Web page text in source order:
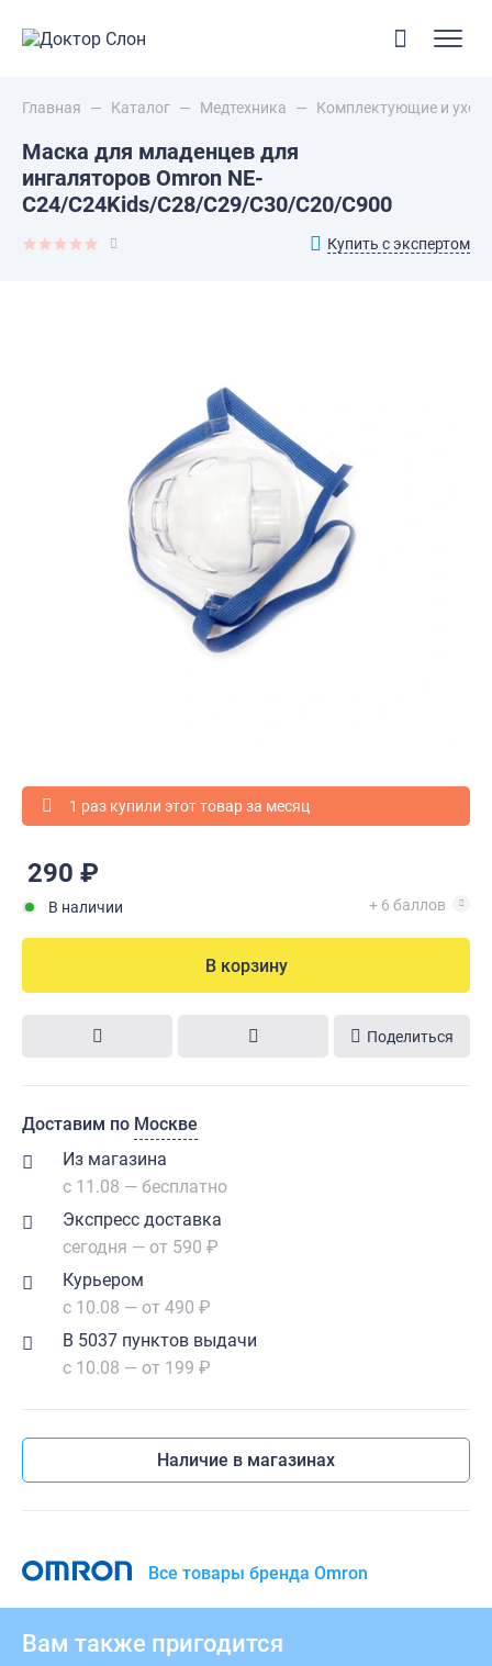
Главная — Каталог — Медтехника — Комплектующие и уход
Маска для младенцев для
ингаляторов Omron NE-
C24/C24Kids/C28/C29/C30/С20/С900
Купить с экспертом
1 раз купили этот товар за месяц
290 ₽
В наличии + 6 баллов
В корзину
Поделиться
Доставим по Москве
Из магазина
с 11.08 — бесплатно
Экспресс доставка
сегодня — от 590 ₽
Курьером
с 10.08 — от 490 ₽
В 5037 пунктов выдачи
с 10.08 — от 199 ₽
Наличие в магазинах
Все товары бренда Omron
Вам также пригодится